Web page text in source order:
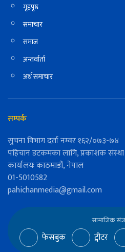
गृहपृष्ठ
समाचार
समाज
अन्तर्वार्ता
अर्थ समाचार
सम्पर्क
सुचना विभाग दर्ता नम्वर १६२/०७३-७४
पहिचान डटकमका लागि, प्रकाशक संस्था :
कार्यालयः काठमाडौं, नेपाल
01-5010582
pahichanmedia@gmail.com
सामाजिक
फेसबुक ट्वीटर